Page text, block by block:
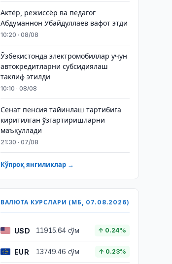
Актёр, режиссёр ва педагог
Абдуманнон Убайдуллаев вафот этди
10:20 · 08/08
Ўзбекистонда электромобиллар учун
автокредитларни субсидиялаш
таклиф этилди
10:10 · 08/08
Сенат пенсия тайинлаш тартибига
киритилган ўзгартиришларни
маъқуллади
21:30 · 07/08
Кўпроқ янгиликлар →
ВАЛЮТА КУРСЛАРИ (МБ, 07.08.2026)
USD 11915.64 сўм ↑ 0.24%
EUR 13749.46 сўм ↑ 0.23%